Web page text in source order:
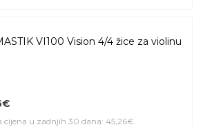
VI100 Vision 4/4 žice za violinu
cijena u zadnjih 30 dana: 45,26€